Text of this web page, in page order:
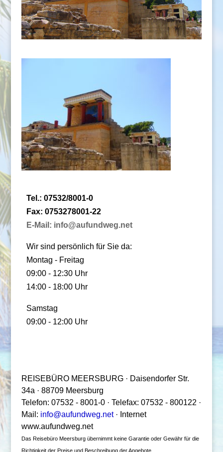
Tel.: 07532/8001-0
Fax: 0753278001-22
E-Mail: info@aufundweg.net
Wir sind persönlich für Sie da:
Montag - Freitag
09:00 - 12:30 Uhr
14:00 - 18:00 Uhr
Samstag
09:00 - 12:00 Uhr
REISEBÜRO MEERSBURG · Daisendorfer Str.
34a · 88709 Meersburg
Telefon: 07532 - 8001-0 · Telefax: 07532 - 800122 ·
Mail: info@aufundweg.net · Internet
www.aufundweg.net
Das Reisebüro Meersburg übernimmt keine Garantie oder Gewähr für die
Richtigkeit der Preise und Beschreibung der Angebote.